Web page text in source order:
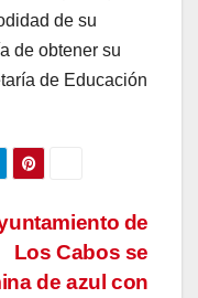
de su
de obtener su
de Educación
de
Los Cabos se
de azul con